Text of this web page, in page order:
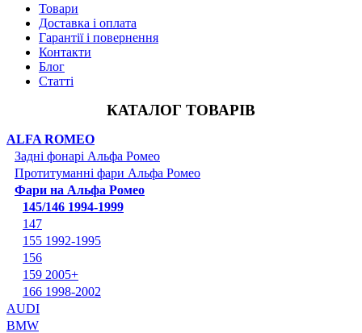
Товари
Доставка і оплата
Гарантії і повернення
Контакти
Блог
Статті
КАТАЛОГ ТОВАРІВ
ALFA ROMEO
Задні фонарі Альфа Ромео
Протитуманні фари Альфа Ромео
Фари на Альфа Ромео
145/146 1994-1999
147
155 1992-1995
156
159 2005+
166 1998-2002
AUDI
BMW